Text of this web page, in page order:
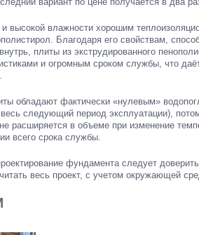
и высокой влажности хорошим
Благодаря его свойствам,
плиты из экструдированного
и огромным сроком службы, что
обладают фактически «нулевым»
следующий период эксплуатации),
расширяется в объеме при изменение
всего срока службы.
фундамента следует
весь проект, с учетом окружающей